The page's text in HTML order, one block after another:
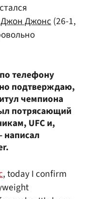
Джон Джонс(26-1,
телефону
подтверждаю,
чемпиона
потрясающий
UFC и,
написал
, today I confirm